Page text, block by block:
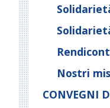
Nostri
CONVEGNI